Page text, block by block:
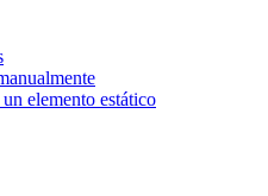
elemento estático